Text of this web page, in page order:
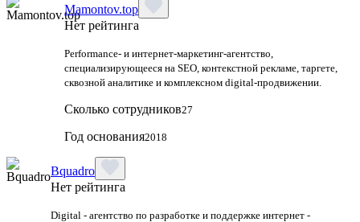
Mamontov.top
Нет рейтинга
Performance‑ и интернет‑маркетинг‑агентство,
специализирующееся на SEO, контекстной рекламе, таргете,
сквозной аналитике и комплексном digital‑продвижении.
Сколько сотрудников27
Год основания2018
Bquadro
Нет рейтинга
Digital - агентство по разработке и поддержке интернет -